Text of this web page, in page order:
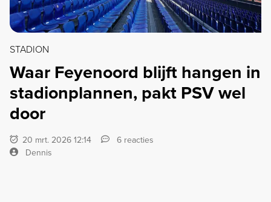
STADION
Waar Feyenoord blijft hangen in
stadionplannen, pakt PSV wel
door
20 mrt. 2026 12:14
6 reacties
Dennis